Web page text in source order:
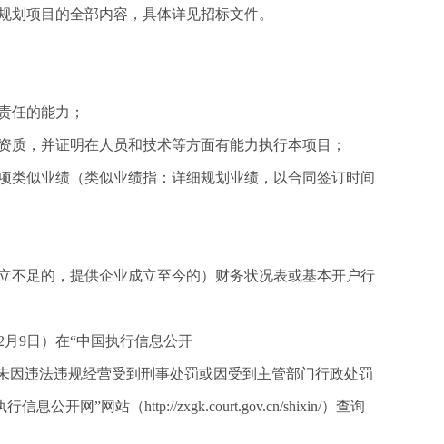
项目的全部内容，具体详见招标文件。
任的能力；
，并证明在人员和技术等方面有能力执行本项目；
类似业绩（类似业绩指：详细规划业绩，以合同签订时间
不足的，提供企业成立至今的）财务状况表或基本开户行
月9日 ）在“中国执行信息公开
因违法违规经营受到刑事处罚或因受到主管部门行政处罚
信息公开网”网站（http://zxgk.court.gov.cn/shixin/）查询